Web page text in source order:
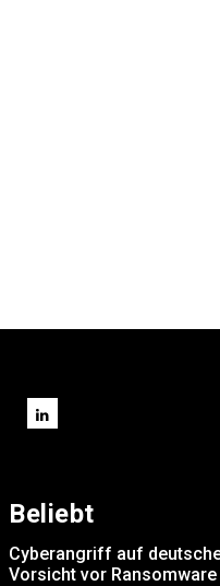
Beliebt
Cyberangriff auf
Vorsicht vor Ransomware